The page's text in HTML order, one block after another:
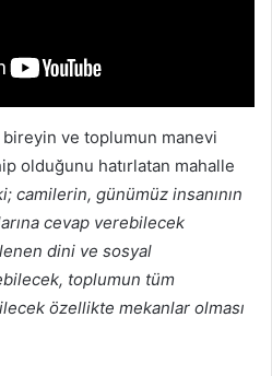
bireyin ve toplumun manevi
olduğunu hatırlatan mahalle
camilerin, günümüz insanının
cevap verebilecek
dini ve sosyal
toplumun tüm
özellikte mekanlar olması